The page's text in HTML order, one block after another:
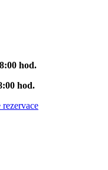
hod.
hod.